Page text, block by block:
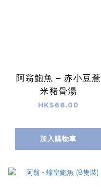
阿翁鮑魚 – 赤小豆薏
米豬骨湯
HK$68.00
加入購物車